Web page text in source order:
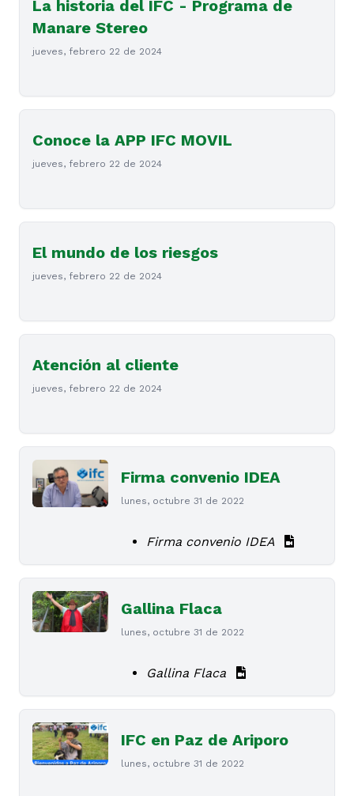
La historia del IFC - Programa de
Manare Stereo
jueves, febrero 22 de 2024
Conoce la APP IFC MOVIL
jueves, febrero 22 de 2024
El mundo de los riesgos
jueves, febrero 22 de 2024
Atención al cliente
jueves, febrero 22 de 2024
Firma convenio IDEA
lunes, octubre 31 de 2022
Firma convenio IDEA
Gallina Flaca
lunes, octubre 31 de 2022
Gallina Flaca
IFC en Paz de Ariporo
lunes, octubre 31 de 2022